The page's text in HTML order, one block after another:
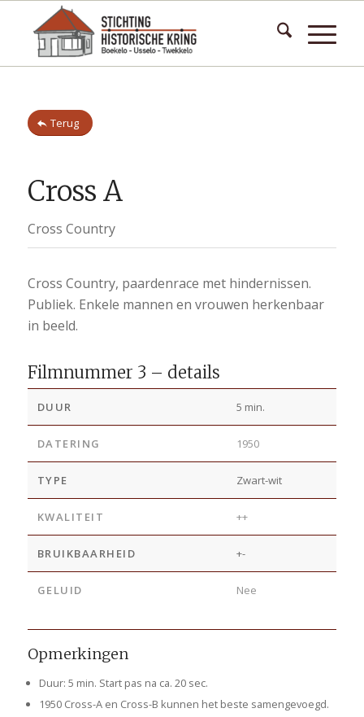
Terug
Cross A
Cross Country
Cross Country, paardenrace met hindernissen.
Publiek. Enkele mannen en vrouwen herkenbaar
in beeld.
Filmnummer 3 – details
DUUR 5 min.
DATERING 1950
TYPE Zwart-wit
KWALITEIT ++
BRUIKBAARHEID +-
GELUID Nee
Opmerkingen
Duur: 5 min. Start pas na ca. 20 sec.
1950 Cross-A en Cross-B kunnen het beste samengevoegd.